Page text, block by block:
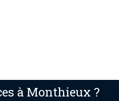
à Monthieux ?